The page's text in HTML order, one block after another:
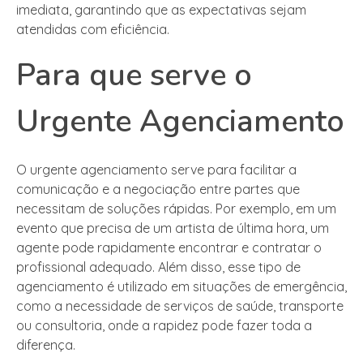
imediata, garantindo que as expectativas sejam
atendidas com eficiência.
Para que serve o
Urgente Agenciamento
O urgente agenciamento serve para facilitar a
comunicação e a negociação entre partes que
necessitam de soluções rápidas. Por exemplo, em um
evento que precisa de um artista de última hora, um
agente pode rapidamente encontrar e contratar o
profissional adequado. Além disso, esse tipo de
agenciamento é utilizado em situações de emergência,
como a necessidade de serviços de saúde, transporte
ou consultoria, onde a rapidez pode fazer toda a
diferença.